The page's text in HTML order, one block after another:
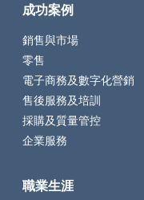
成功案例
銷售與市場
零售
電子商務及數字化營銷
售後服務及培訓
採購及質量管控
企業服務
職業生涯